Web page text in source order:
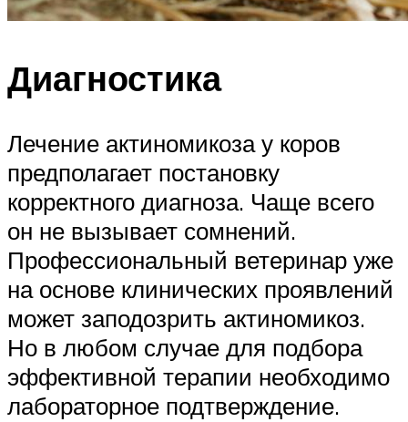
Диагностика
Лечение актиномикоза у коров
предполагает постановку
корректного диагноза. Чаще всего
он не вызывает сомнений.
Профессиональный ветеринар уже
на основе клинических проявлений
может заподозрить актиномикоз.
Но в любом случае для подбора
эффективной терапии необходимо
лабораторное подтверждение.